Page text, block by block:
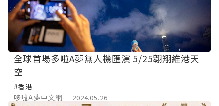
全球首場多啦A夢無人機匯演 5/25翱翔維港天
空
#香港
哆啦A夢中文網
2024.05.26